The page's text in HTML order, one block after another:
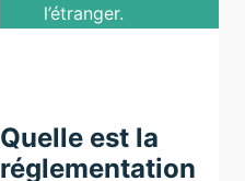
l’étranger.
Quelle est la
réglementation